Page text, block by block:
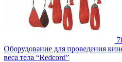
Оборудование для проведения
веса тела “Redcord”